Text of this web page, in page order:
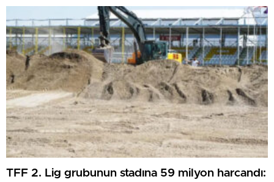
TFF 2. Lig grubunun stadına 59 milyon harcandı: